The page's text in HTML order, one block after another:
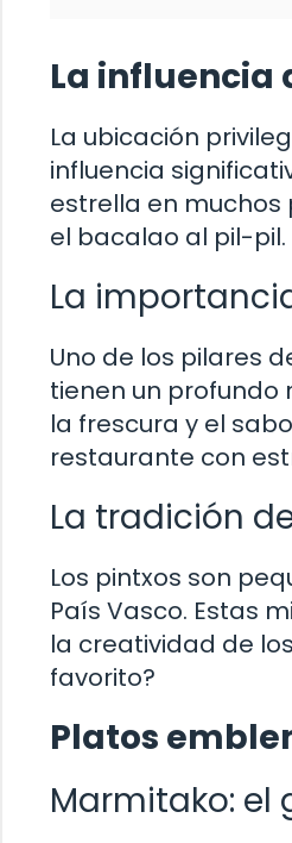
La influencia
La ubicación
influencia
estrella en
el bacalao al pil-pil.
La
Uno de los pilares
tienen un profundo
la frescura y el
restaurante con
La tradición
Los pintxos son
País Vasco. Estas
la creatividad de
favorito?
Platos
Marmitako: el